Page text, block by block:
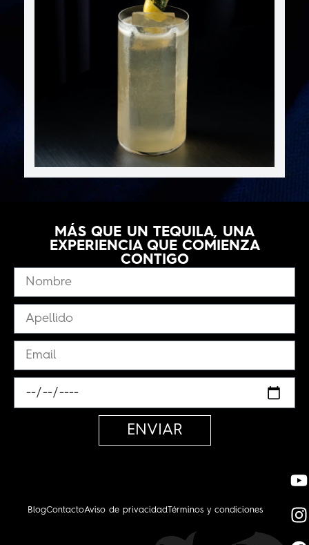
MÁS QUE UN TEQUILA, UNA
EXPERIENCIA QUE COMIENZA
CONTIGO
ENVIAR
BlogContactoAviso de privacidadTérminos y condiciones